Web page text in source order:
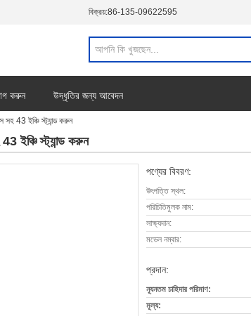
বিক্রয়:86-135-09622595
করুন উদ্ধৃতির জন্য আবেদন
সহ 43 ইঞ্চি স্ট্যান্ড করুন
ইঞ্চি স্ট্যান্ড করুন
পণ্যের বিবরণ:
উৎপত্তি স্থল:
পরিচিতিমুলক নাম:
সাক্ষ্যদান:
মডেল নম্বার:
প্রদান:
ন্যূনতম চাহিদার পরিমাণ:
মূল্য: